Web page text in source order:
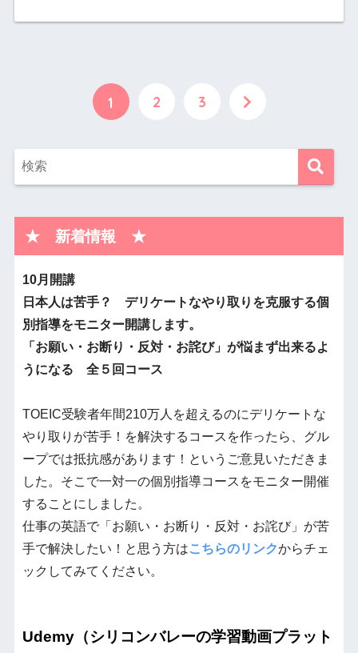
1 2 3
★ 新着情報 ★
10月開講
日本人は苦手？ デリケートなやり取りを克服する個
別指導をモニター開講します。
「お願い・お断り・ 反対・お詫び」が悩まず出来るよ
うになる 全５回コース
TOEIC受験者年間210万人を超えるのにデリケートな
やり取りが苦手！を解決するコースを作ったら、グル
ープでは抵抗感があります！というご意見いただきま
した。そこで一対一の個別指導コースをモニター開催
することにしました。
仕事の英語で「お願い・お断り・反対・お詫び」が苦
手で解決したい！と思う方はこちらのリンクからチェ
ックしてみてください。
Udemy（シリコンバレーの学習動画プラット